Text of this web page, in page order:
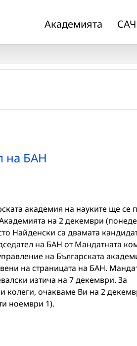
Академията
на БАН
академия на науките ще се
на 2 декември
Найденски са двамата
на БАН от Мандатната
на Българската
на страницата на БАН.
изтича на 7 декември. За
колеги, очакваме Ви на 2
ноември 1).